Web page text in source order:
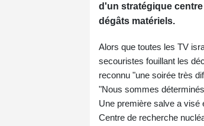
d'un stratégique
dégâts matériels.
Alors que toutes les TV
secouristes fouillant les
reconnu "une soirée très
"Nous sommes
Une première salve a visé
Centre de recherche